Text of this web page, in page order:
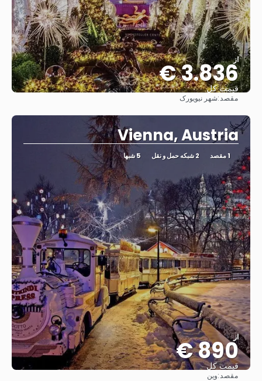
از
3.836 €
قیمت کل
مقصد:شهر نیویورک
Vienna, Austria
1 مقصد 2 شبکه حمل و نقل 5 شبها
از
890 €
قیمت کل
مقصد:وین